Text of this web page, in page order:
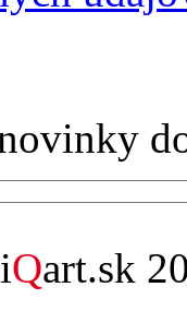
Qart.sk